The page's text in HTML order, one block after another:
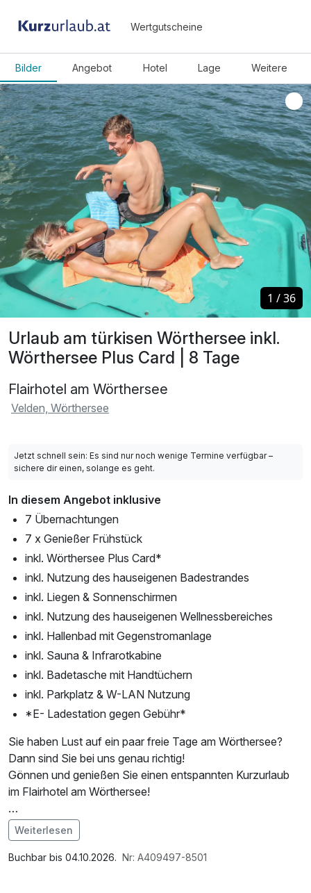
Wertgutscheine
Bilder Angebot Hotel Lage Weitere
Urlaub am türkisen Wörthersee inkl.
Wörthersee Plus Card | 8 Tage
Flairhotel am Wörthersee
Velden, Wörthersee
1 /36
1 /36
Jetzt schnell sein: Es sind nur noch wenige Termine verfügbar –
sichere dir einen, solange es geht.
In diesem Angebot inklusive
7 Übernachtungen
7 x Genießer Frühstück
inkl. Wörthersee Plus Card*
inkl. Nutzung des hauseigenen Badestrandes
inkl. Liegen & Sonnenschirmen
inkl. Nutzung des hauseigenen Wellnessbereiches
inkl. Hallenbad mit Gegenstromanlage
inkl. Sauna & Infrarotkabine
inkl. Badetasche mit Handtüchern
inkl. Parkplatz & W-LAN Nutzung
*E- Ladestation gegen Gebühr*
Sie haben Lust auf ein paar freie Tage am Wörthersee?
Dann sind Sie bei uns genau richtig!
Gönnen und genießen Sie einen entspannten Kurzurlaub
im Flairhotel am Wörthersee!
*Wörthersee Plus Card – Vorteile & Vergünstigungen für
viele Erlebnisse:
Im Angebot enthalten
Saunabenutzung, Saunatuch, Parkplatz, Nutzung des
Weiterlesen
Buchbar bis 04.10.2026. Nr: A409497-8501